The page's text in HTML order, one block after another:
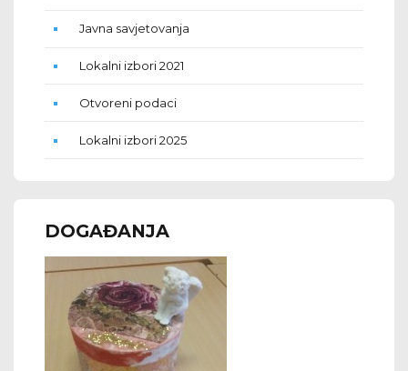
Javna savjetovanja
Lokalni izbori 2021
Otvoreni podaci
Lokalni izbori 2025
DOGAĐANJA